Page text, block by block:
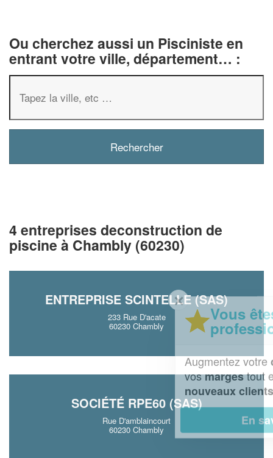
Ou cherchez aussi un Pisciniste en
entrant votre ville, département… :
4 entreprises deconstruction de
piscine à Chambly (60230)
ENTREPRISE SCINTELLE (SAS)
233 Rue D'acate
60230 Chambly
SOCIÉTÉ RPE60 (SAS)
Rue D'amblaincourt
60230 Chambly
✕
Vous êtes un
professionnel ?
Augmentez votrechiffre d'affaireset
vosmargestout en gagnant de
En savoir plus